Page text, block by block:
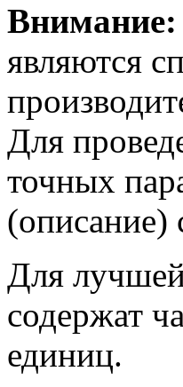
Внимание:
являются
Для
точных
(описание)
Для
содержат
единиц.